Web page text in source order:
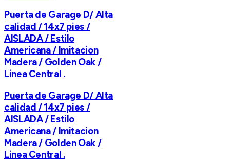
Puerta de Garage D/ Alta
calidad / 14x7 pies /
AISLADA / Estilo
Americana / Imitacion
Madera / Golden Oak /
Linea Central .
Puerta de Garage D/ Alta
calidad / 14x7 pies /
AISLADA / Estilo
Americana / Imitacion
Madera / Golden Oak /
Linea Central .